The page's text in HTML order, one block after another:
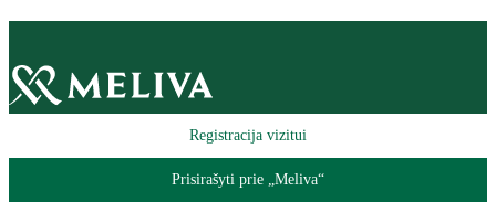
Registracija vizitui
Prisirašyti prie „Meliva“